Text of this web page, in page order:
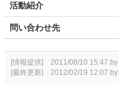
活動紹介
問い合わせ先
[情報提供] 2011/08/10 15:47 by
[最終更新] 2012/02/19 12:07 by